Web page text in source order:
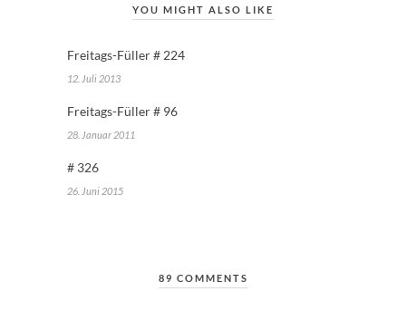
YOU MIGHT ALSO LIKE
Freitags-Füller # 224
12. Juli 2013
Freitags-Füller # 96
28. Januar 2011
# 326
26. Juni 2015
89 COMMENTS